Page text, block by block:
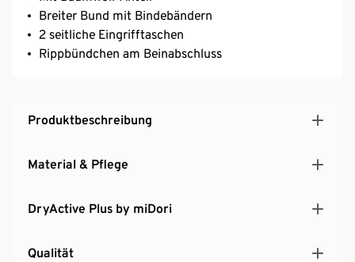
Breiter Bund mit Bindebändern
2 seitliche Eingrifftaschen
Rippbündchen am Beinabschluss
Produktbeschreibung
Material & Pflege
DryActive Plus by miDori
Qualität